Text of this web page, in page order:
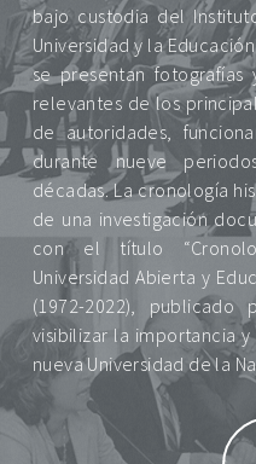
bajo custodia del
Universidad y la
se presentan fotografías
relevantes de los
de autoridades,
durante nueve
décadas. La cronología
de una investigación
con el título
Universidad Abierta y
(1972-2022),
visibilizar la importancia
nueva Universidad de la